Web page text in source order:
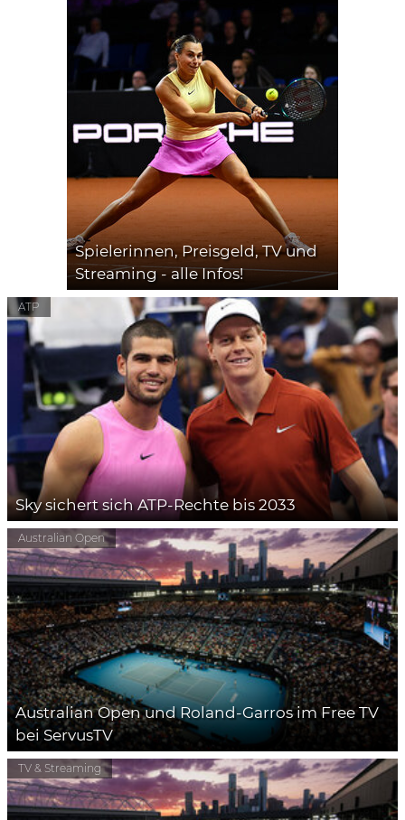
Spielerinnen, Preisgeld, TV und
Streaming - alle Infos!
ATP
Sky sichert sich ATP-Rechte bis 2033
Australian Open
Australian Open und Roland-Garros im Free TV
bei ServusTV
TV & Streaming